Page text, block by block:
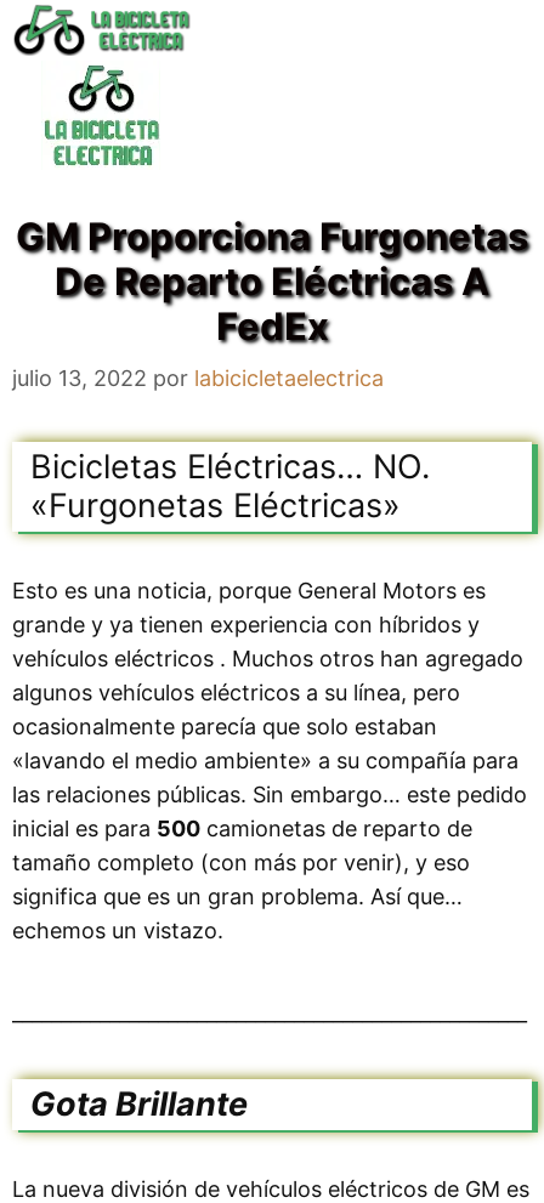
Saltar
al
contenido
GM Proporciona Furgonetas
De Reparto Eléctricas A
FedEx
julio 13, 2022 por labicicletaelectrica
Bicicletas Eléctricas… NO.
«Furgonetas Eléctricas»
Esto es una noticia, porque General Motors es
grande y ya tienen experiencia con híbridos y
vehículos eléctricos . Muchos otros han agregado
algunos vehículos eléctricos a su línea, pero
ocasionalmente parecía que solo estaban
«lavando el medio ambiente» a su compañía para
las relaciones públicas. Sin embargo… este pedido
inicial es para 500 camionetas de reparto de
tamaño completo (con más por venir), y eso
significa que es un gran problema. Así que…
echemos un vistazo.
Gota Brillante
La nueva división de vehículos eléctricos de GM es